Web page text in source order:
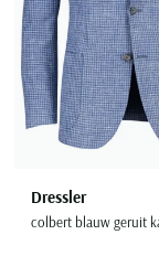
Dressler